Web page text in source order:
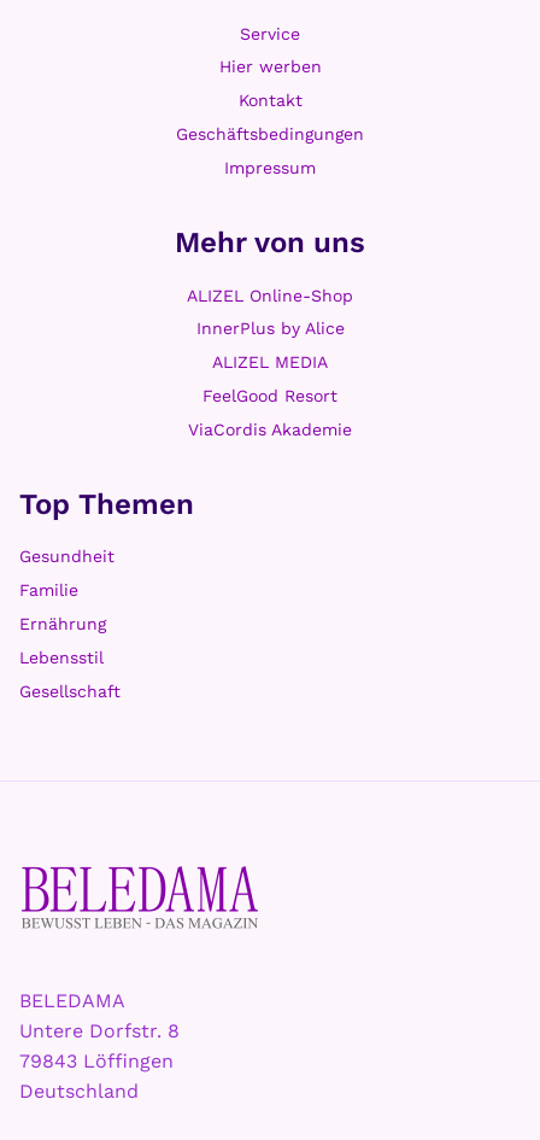
Top Themen
Gesundheit
Familie
Ernährung
Lebensstil
Gesellschaft
Mehr von uns
ALIZEL Online-Shop
InnerPlus by Alice
ALIZEL MEDIA
FeelGood Resort
ViaCordis Akademie
Service
Hier werben
Kontakt
Geschäftsbedingungen
Impressum
BELEDAMA
Untere Dorfstr. 8
79843 Löffingen
Deutschland